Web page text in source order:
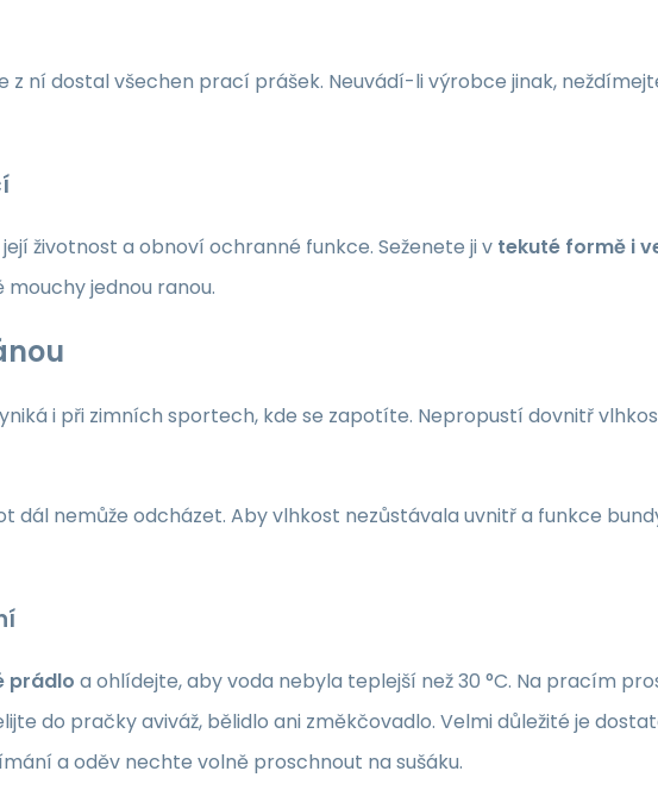
ní dostal všechen prací prášek. Neuvádí-li výrobce jinak,
životnost a obnoví ochranné funkce. Seženete ji v tekuté formě i
jednou ranou.
i při zimních sportech, kde se zapotíte. Nepropustí dovnitř
dál nemůže odcházet. Aby vlhkost nezůstávala uvnitř a funkce
prádlo a ohlídejte, aby voda nebyla teplejší než 30 °C. Na pracím
do pračky aviváž, bělidlo ani změkčovadlo. Velmi důležité je
a oděv nechte volně proschnout na sušáku.